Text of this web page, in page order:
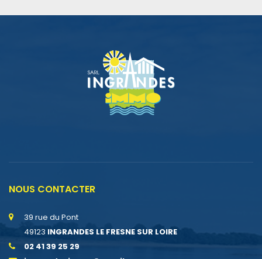
NOUS CONTACTER
39 rue du Pont
49123 INGRANDES LE FRESNE SUR LOIRE
02 41 39 25 29